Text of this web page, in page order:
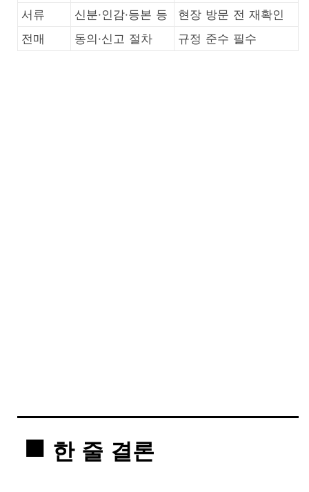
서류
신분·인감·등본 등
현장 방문 전 재확인
전매
동의·신고 절차 규정 준수 필수
한 줄 결론